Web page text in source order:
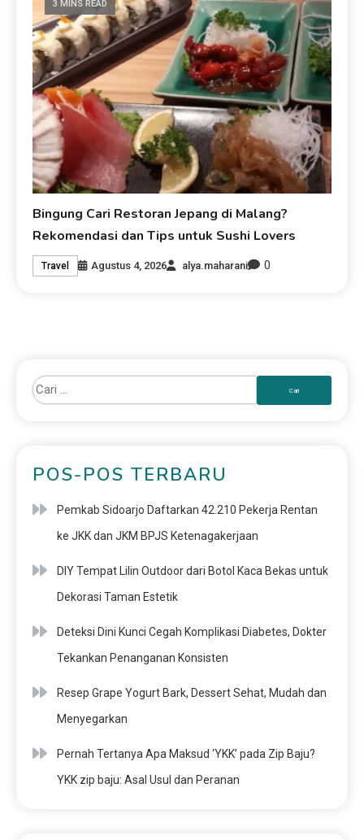
3 MINS READ
Bingung Cari Restoran Jepang di Malang?
Rekomendasi dan Tips untuk Sushi Lovers
Travel Agustus 4, 2026 alya.maharani 0
POS-POS TERBARU
Pemkab Sidoarjo Daftarkan 42.210 Pekerja Rentan
ke JKK dan JKM BPJS Ketenagakerjaan
DIY Tempat Lilin Outdoor dari Botol Kaca Bekas untuk
Dekorasi Taman Estetik
Deteksi Dini Kunci Cegah Komplikasi Diabetes, Dokter
Tekankan Penanganan Konsisten
Resep Grape Yogurt Bark, Dessert Sehat, Mudah dan
Menyegarkan
Pernah Tertanya Apa Maksud ‘YKK’ pada Zip Baju?
YKK zip baju: Asal Usul dan Peranan